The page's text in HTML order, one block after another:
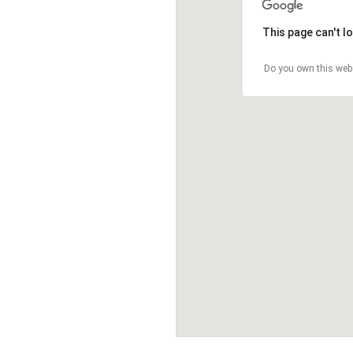
This page can't
Do you own this